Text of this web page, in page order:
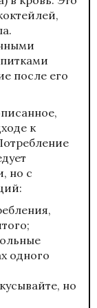
после его
к
но с
одного
но